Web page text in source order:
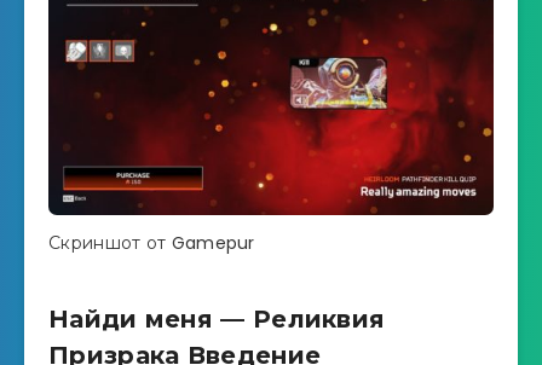
Скриншот от Gamepur
Найди меня — Реликвия
Призрака Введение